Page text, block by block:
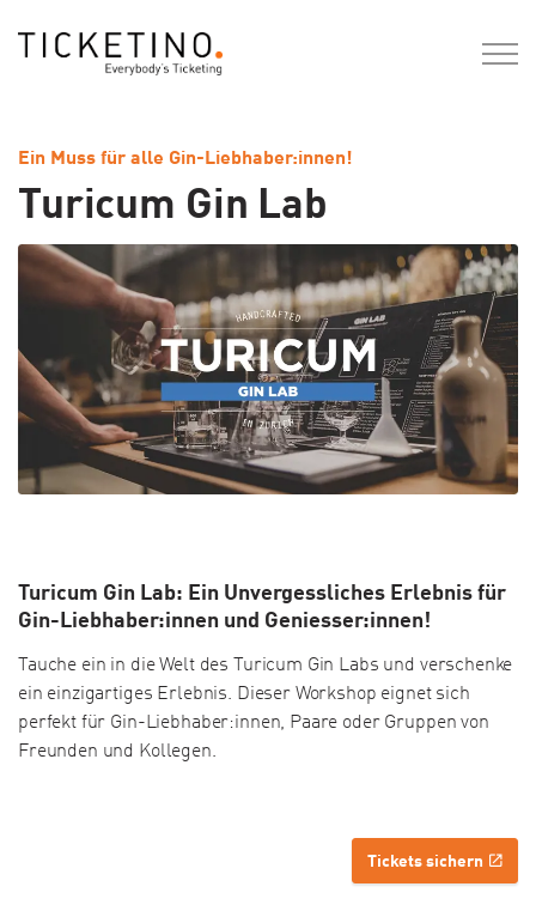
Ein Muss für alle Gin-Liebhaber:innen!
Turicum Gin Lab
Turicum Gin Lab: Ein Unvergessliches Erlebnis für
Gin-Liebhaber:innen und Geniesser:innen!
Tauche ein in die Welt des Turicum Gin Labs und verschenke
ein einzigartiges Erlebnis. Dieser Workshop eignet sich
perfekt für Gin-Liebhaber:innen, Paare oder Gruppen von
Freunden und Kollegen.
Tickets sichern